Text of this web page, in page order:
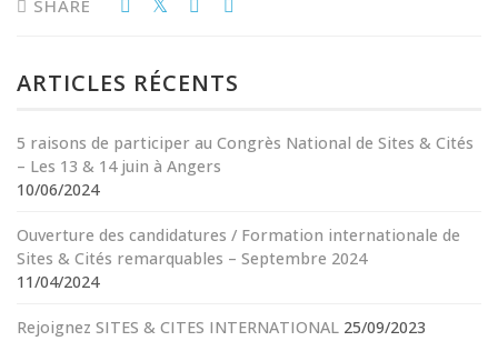
SHARE
ARTICLES RÉCENTS
5 raisons de participer au Congrès National de Sites & Cités
– Les 13 & 14 juin à Angers
10/06/2024
Ouverture des candidatures / Formation internationale de
Sites & Cités remarquables – Septembre 2024
11/04/2024
Rejoignez SITES & CITES INTERNATIONAL 25/09/2023